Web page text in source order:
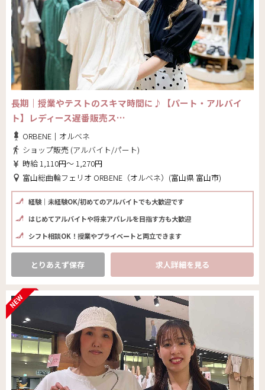
長期｜授業やテストのスキマ時間に♪【パート・アルバイ
ト】レディース遅番販売ス…
ORBENE｜オルベネ
ショップ販売 (アルバイト/パート)
時給 1,110円～ 1,270円
富山総曲輪フェリオ ORBENE（オルベネ）(富山県 富山市)
経験｜未経験OK/初めてのアルバイトでも大歓迎です
はじめてアルバイトや将来アパレルを目指す方も大歓迎
シフト相談OK！授業やプライベートと両立できます
とりあえず保存 求人詳細を見る